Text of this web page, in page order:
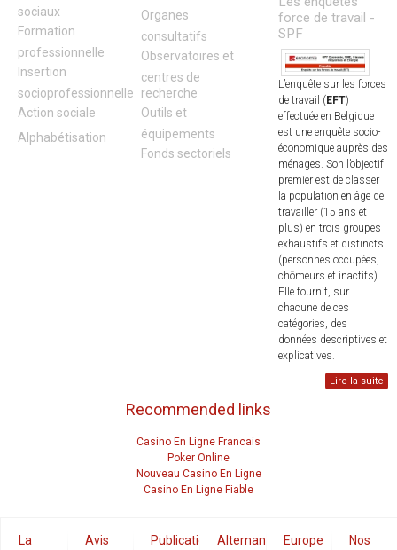
sociaux
Formation
professionnelle
Insertion
socioprofessionnelle
Action sociale
Alphabétisation
Organes
consultatifs
Observatoires et
centres de
recherche
Outils et
équipements
Fonds sectoriels
force de travail -
SPF
L’enquête sur les forces
de travail ( EFT)
effectuée en Belgique
est une enquête socio-
économique auprès des
ménages. Son l’objectif
premier est de classer
la population en âge de
travailler (15 ans et
plus) en trois groupes
exhaustifs et distincts
(personnes occupées,
chômeurs et inactifs).
Elle fournit, sur
chacune de ces
catégories, des
données descriptives et
explicatives.
Lire la suite
Recommended links
Casino En Ligne Francais
Poker Online
Nouveau Casino En Ligne
Casino En Ligne Fiable
La
Avis PublicationsAlternance Europe
Nos